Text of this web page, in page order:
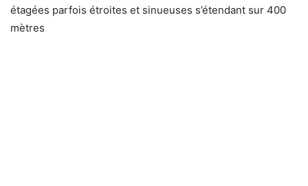
étagées parfois étroites et sinueuses s’étendant sur 400
mètres